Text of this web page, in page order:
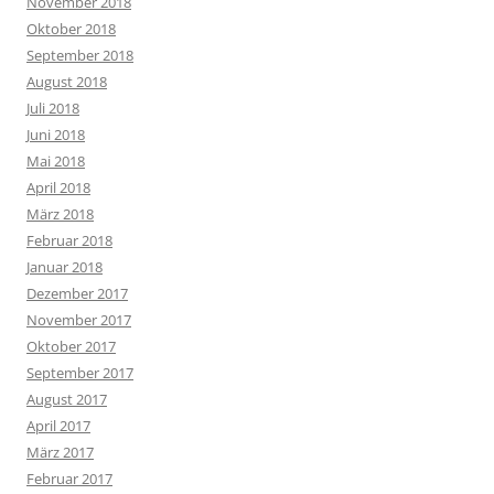
Februar 2015
Januar 2015
Dezember 2014
November 2014
Oktober 2014
September 2014
Juni 2014
Mai 2014
April 2014
März 2014
Februar 2014
September 2013
Mai 2013
März 2013
KATEGORIEN